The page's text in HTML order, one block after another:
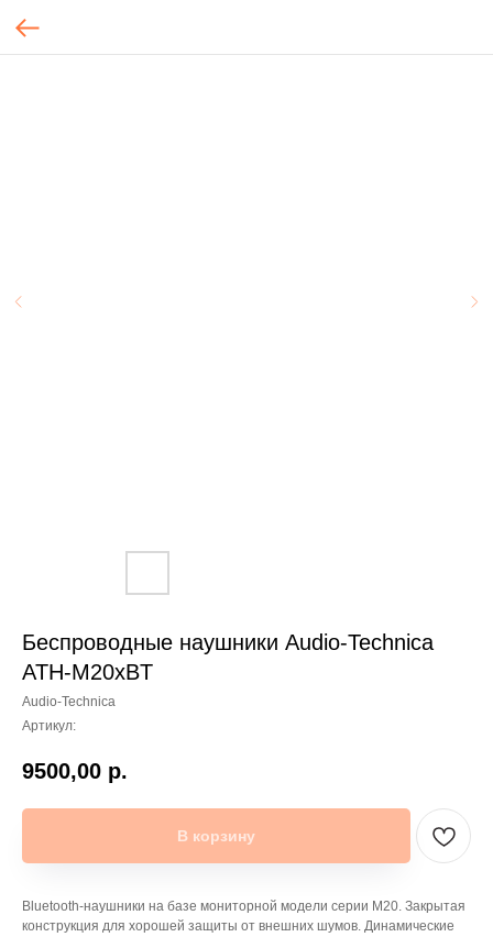
Беспроводные наушники Audio-Technica
ATH-M20xBT
Audio-Technica
Артикул:
9500,00 р.
В корзину
Bluetooth-наушники на базе мониторной модели серии M20. Закрытая
конструкция для хорошей защиты от внешних шумов. Динамические